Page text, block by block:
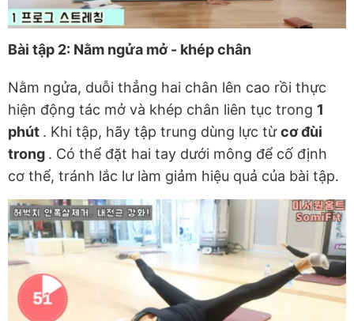
Bài tập 2: Nằm ngửa mở - khép chân
Nằm ngửa, duỗi thẳng hai chân lên cao rồi thực
hiện động tác mở và khép chân liên tục trong 1
phút . Khi tập, hãy tập trung dùng lực từcơ đùi
trong . Có thể đặt hai tay dưới mông để cố định
cơ thể, tránh lắc lư làm giảm hiệu quả của bài tập.